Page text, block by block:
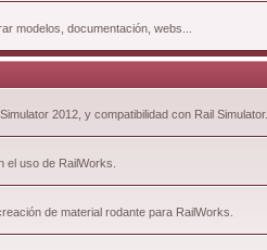
modelos, documentación, webs...
2012, y compatibilidad con Rail Simulator.
el uso de RailWorks.
de material rodante para RailWorks.